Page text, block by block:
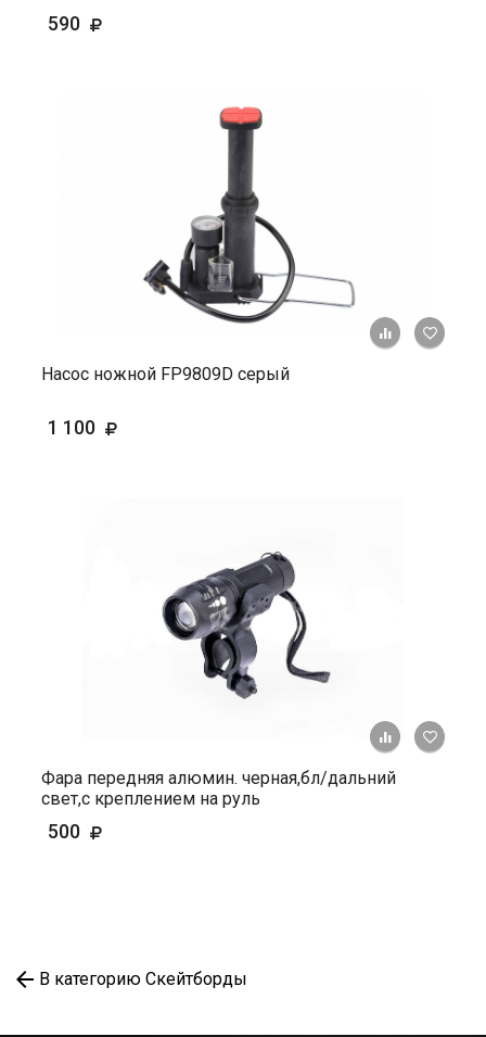
590
+ К
Насос ножной FP9809D серый
1 100
+ К
Фара передняя алюмин. черная,бл/дальний
свет,с креплением на руль
500
В категорию Скейтборды